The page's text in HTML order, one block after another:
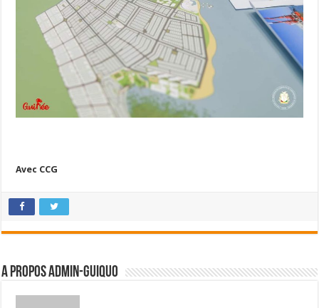
Avec CCG
A propos admin-guiquo